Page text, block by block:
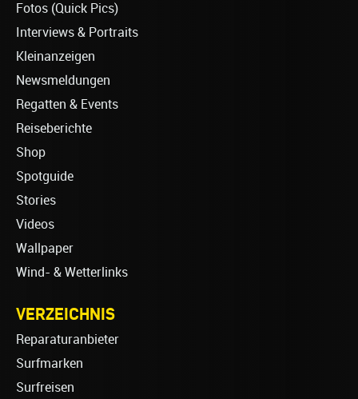
Fotos (Quick Pics)
Interviews & Portraits
Kleinanzeigen
Newsmeldungen
Regatten & Events
Reiseberichte
Shop
Spotguide
Stories
Videos
Wallpaper
Wind- & Wetterlinks
VERZEICHNIS
Reparaturanbieter
Surfmarken
Surfreisen